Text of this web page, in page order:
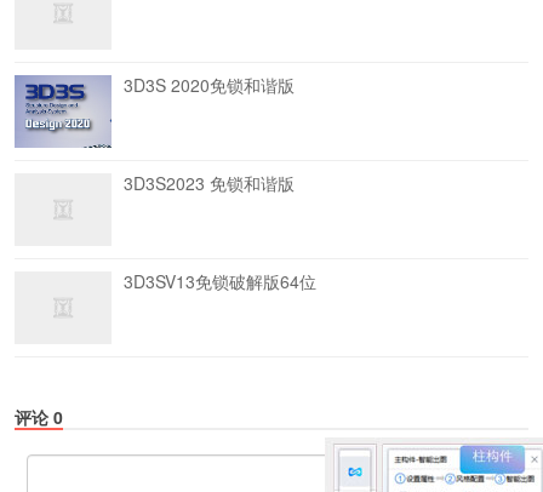
3D3S 2020免锁和谐版
3D3S2023 免锁和谐版
3D3SV13免锁破解版64位
评论 0